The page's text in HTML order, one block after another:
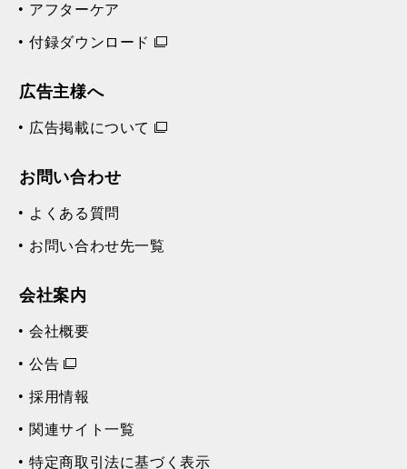
アフターケア
付録ダウンロード
広告主様へ
広告掲載について
お問い合わせ
よくある質問
お問い合わせ先一覧
会社案内
会社概要
公告
採用情報
関連サイト一覧
特定商取引法に基づく表示